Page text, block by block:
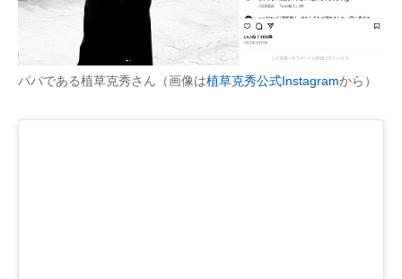
パパである植草克秀さん（画像は植草克秀公式Instagramから）